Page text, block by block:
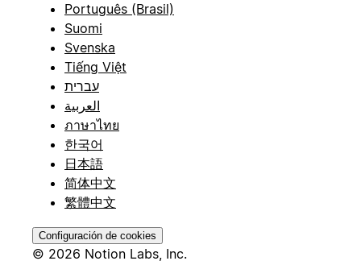
Português (Brasil)
Suomi
Svenska
Tiếng Việt
עברית
العربية
ภาษาไทย
한국어
日本語
简体中文
繁體中文
Configuración de cookies
© 2026 Notion Labs, Inc.